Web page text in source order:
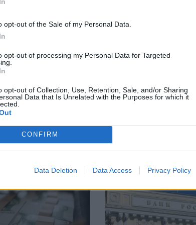
opt-out of the Sale of my Personal Data.
opt-out of processing my Personal Data for Targeted
opt-out of Collection, Use, Retention, Sale, and/or Sharing
Data that Is Unrelated with the Purposes for which it
CONFIRM
Data Deletion Data Access Privacy Policy
facebook
в: